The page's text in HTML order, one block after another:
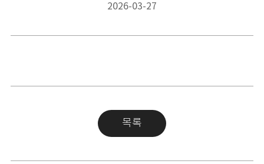
2026-03-27
목록